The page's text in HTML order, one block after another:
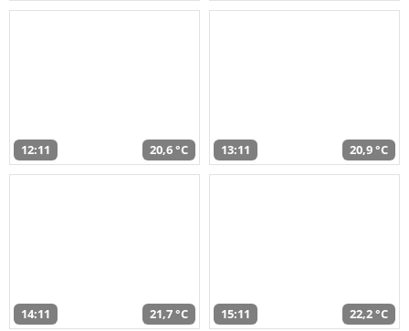
12:11 20,6 °C 13:11 20,9 °C
14:11 21,7 °C 15:11 22,2 °C